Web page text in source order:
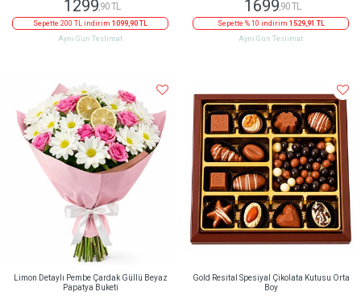
1299,90 TL
Sepette 200 TL indirim 1099,90 TL
Aynı Gün Teslimat
1699,90 TL
Sepette % 10 indirim 1529,91 TL
Aynı Gün Teslimat
Limon Detaylı Pembe Çardak Güllü Beyaz
Papatya Buketi
Gold Resital Spesiyal Çikolata Kutusu Orta
Boy